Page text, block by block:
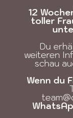
12
toller
Du
weiteren
schau
Wenn du